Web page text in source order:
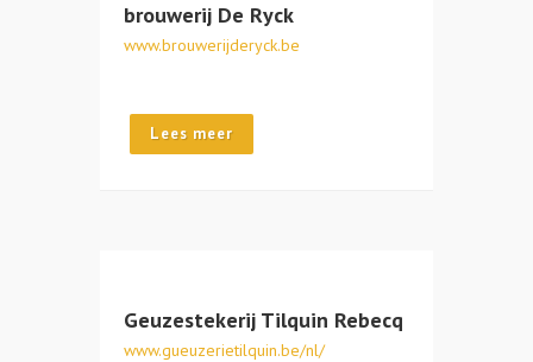
brouwerij De Ryck
www.brouwerijderyck.be
Lees meer
Geuzestekerij Tilquin Rebecq
www.gueuzerietilquin.be/nl/